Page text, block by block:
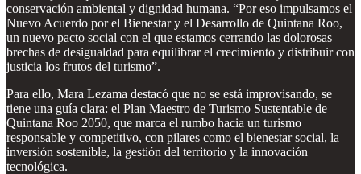
conservación ambiental y dignidad humana. “Por eso impulsamos el
Nuevo Acuerdo por el Bienestar y el Desarrollo de Quintana Roo,
un nuevo pacto social con el que estamos cerrando las dolorosas
brechas de desigualdad para equilibrar el crecimiento y distribuir con
justicia los frutos del turismo”.
Para ello, Mara Lezama destacó que no se está improvisando, se
tiene una guía clara: el Plan Maestro de Turismo Sustentable de
Quintana Roo 2050, que marca el rumbo hacia un turismo
responsable y competitivo, con pilares como el bienestar social, la
inversión sostenible, la gestión del territorio y la innovación
tecnológica.